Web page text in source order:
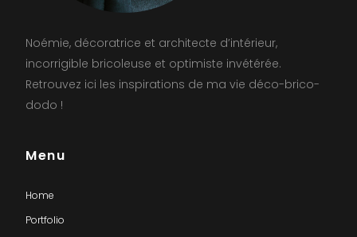
Noémie, décoratrice et architecte d’intérieur,
incorrigible bricoleuse et optimiste invétérée.
Retrouvez ici les inspirations de ma vie déco-brico-
dodo !
Menu
Home
Portfolio